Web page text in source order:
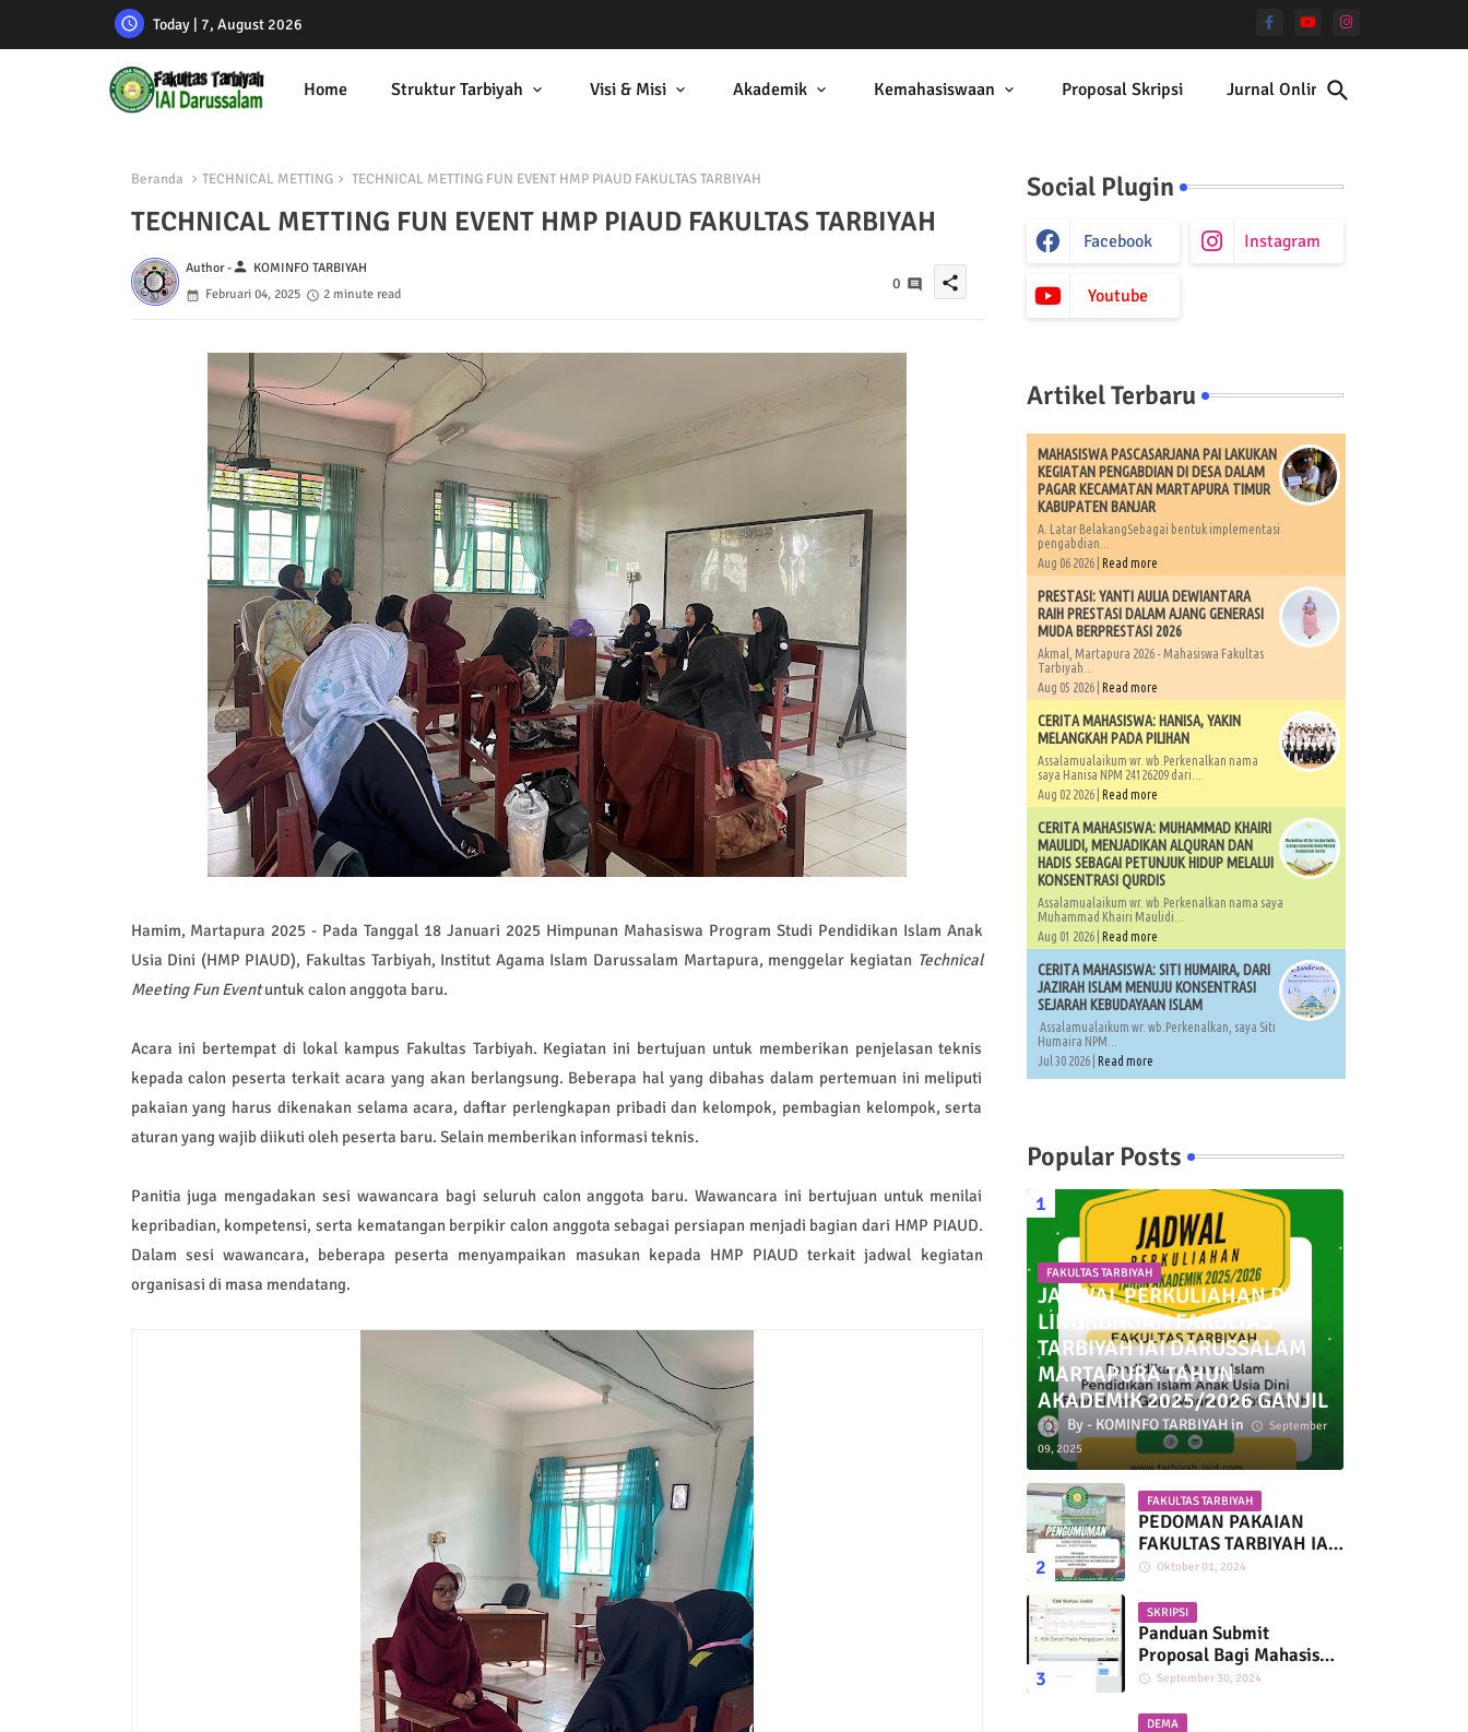
Today | 7, August 2026
Home Struktur Tarbiyah Visi & Misi Akademik Kemahasiswaan Proposal Skripsi Jurnal Online
Beranda TECHNICAL METTING TECHNICAL METTING FUN EVENT HMP PIAUD FAKULTAS TARBIYAH
TECHNICAL METTING FUN EVENT HMP PIAUD FAKULTAS TARBIYAH
Author -person KOMINFO TARBIYAH
Februari 04, 2025
2 minute read
0 share
Hamim, Martapura 2025 - Pada Tanggal 18 Januari 2025 Himpunan Mahasiswa Program Studi Pendidikan Islam Anak
Usia Dini (HMP PIAUD), Fakultas Tarbiyah, Institut Agama Islam Darussalam Martapura, menggelar kegiatan Technical
Meeting Fun Eventuntuk calon anggota baru.
Acara ini bertempat di lokal kampus Fakultas Tarbiyah. Kegiatan ini bertujuan untuk memberikan penjelasan teknis
kepada calon peserta terkait acara yang akan berlangsung. Beberapa hal yang dibahas dalam pertemuan ini meliputi
pakaian yang harus dikenakan selama acara, daftar perlengkapan pribadi dan kelompok, pembagian kelompok, serta
aturan yang wajib diikuti oleh peserta baru. Selain memberikan informasi teknis.
Panitia juga mengadakan sesi wawancara bagi seluruh calon anggota baru. Wawancara ini bertujuan untuk menilai
kepribadian, kompetensi, serta kematangan berpikir calon anggota sebagai persiapan menjadi bagian dari HMP PIAUD.
Dalam sesi wawancara, beberapa peserta menyampaikan masukan kepada HMP PIAUD terkait jadwal kegiatan
organisasi di masa mendatang.
Social Plugin
Facebook Instagram
Youtube
Artikel Terbaru
MAHASISWA PASCASARJANA PAI LAKUKAN
KEGIATAN PENGABDIAN DI DESA DALAM
PAGAR KECAMATAN MARTAPURA TIMUR
KABUPATEN BANJAR
A. Latar BelakangSebagai bentuk implementasi
pengabdian...
Aug 06 2026 | Read more
PRESTASI: YANTI AULIA DEWIANTARA
RAIH PRESTASI DALAM AJANG GENERASI
MUDA BERPRESTASI 2026
Akmal, Martapura 2026 - Mahasiswa Fakultas
Tarbiyah...
Aug 05 2026 | Read more
CERITA MAHASISWA: HANISA, YAKIN
MELANGKAH PADA PILIHAN
Assalamualaikum wr. wb.Perkenalkan nama
saya Hanisa NPM 24126209 dari...
Aug 02 2026 | Read more
CERITA MAHASISWA: MUHAMMAD KHAIRI
MAULIDI, MENJADIKAN ALQURAN DAN
HADIS SEBAGAI PETUNJUK HIDUP MELALUI
KONSENTRASI QURDIS
Assalamualaikum wr. wb.Perkenalkan nama saya
Muhammad Khairi Maulidi...
Aug 01 2026 | Read more
CERITA MAHASISWA: SITI HUMAIRA, DARI
JAZIRAH ISLAM MENUJU KONSENTRASI
SEJARAH KEBUDAYAAN ISLAM
Assalamualaikum wr. wb.Perkenalkan, saya Siti
Humaira NPM...
Jul 30 2026 | Read more
Popular Posts
FAKULTAS TARBIYAH
JADWAL PERKULIAHAN DI
LINGKUNGAN FAKULTAS
TARBIYAH IAI DARUSSALAM
MARTAPURA TAHUN
AKADEMIK 2025/2026 GANJIL
KOMINFO TARBIYAH
September
09, 2025
FAKULTAS TARBIYAH
PEDOMAN PAKAIAN
FAKULTAS TARBIYAH IAI
DARUSSALAM
Oktober 01, 2024
SKRIPSI
Panduan Submit
Proposal Bagi Mahasiswa
Fakultas Tarbiyah IAI
September 30, 2024
DEMA